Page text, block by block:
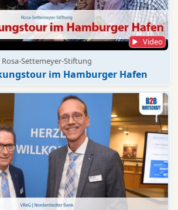
Video
Rosa-Settemeyer-Stiftung
im Hamburger Hafen